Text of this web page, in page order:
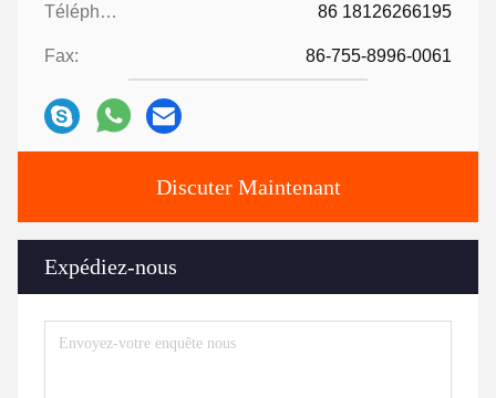
Téléphone: 86 18126266195
Fax: 86-755-8996-0061
Discuter Maintenant
Expédiez-nous